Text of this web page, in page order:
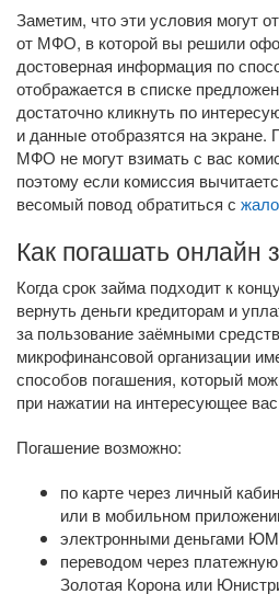
Заметим, что эти условия могут
от МФО, в которой вы решили
достоверная информация по
отображается в списке
достаточно кликнуть по
и данные отобразятся на экране.
МФО не могут взимать с вас
поэтому если комиссия
весомый повод обратиться с
Как погашать онлайн
Когда срок займа подходит к
вернуть деньги кредиторам и
за пользование заёмными
микрофинансовой организации
способов погашения, который
при нажатии на интересующее
Погашение возможно:
по карте через личный
или в мобильном
электронными деньгами
переводом через
Золотая Корона или